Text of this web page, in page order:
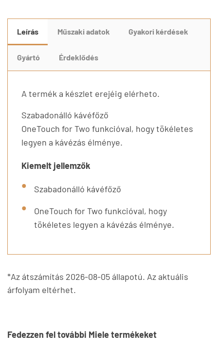
Leírás Műszaki adatok Gyakori kérdések
Gyártó Érdeklődés
A termék a készlet erejéig elérheto.
Szabadonálló kávéfőző
OneTouch for Two funkcióval, hogy tökéletes
legyen a kávézás élménye.
Kiemelt jellemzők
Szabadonálló kávéfőző
OneTouch for Two funkcióval, hogy
tökéletes legyen a kávézás élménye.
*Az átszámítás 2026-08-05 állapotú. Az aktuális
árfolyam eltérhet.
Fedezzen fel további Miele termékeket